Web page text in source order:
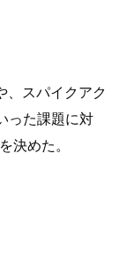
、スパイクアク
った課題に対
決めた。